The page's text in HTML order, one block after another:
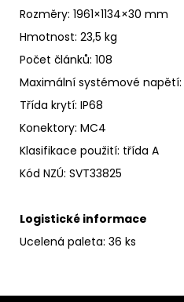
Rozměry: 1961×1134×30 mm
Hmotnost: 23,5 kg
Počet článků: 108
Maximální systémové napětí:
Třída krytí: IP68
Konektory: MC4
Klasifikace použití: třída A
Kód NZÚ: SVT33825
Logistické informace
Ucelená paleta: 36 ks